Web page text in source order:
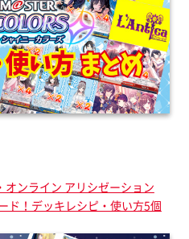
オンライン アリシゼーション
ド！デッキレシピ・使い方5個